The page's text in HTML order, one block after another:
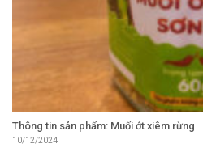
Thông tin sản phẩm: Muối ớt xiêm rừng
10/12/2024